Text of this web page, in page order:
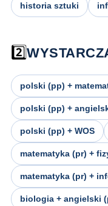
historia sztuki
2️⃣
polski (pp) +
polski (pp) +
polski (pp) + WOS
matematyka (pr) +
matematyka (pr) +
biologia + angielski